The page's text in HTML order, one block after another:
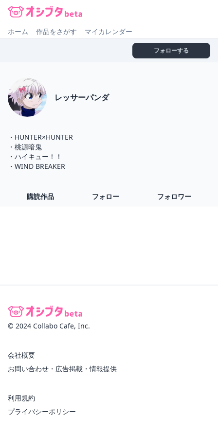
ホーム 作品をさがす マイカレンダー
フォローする
レッサーパンダ
・HUNTER×HUNTER
・桃源暗鬼
・ハイキュー！！
・WIND BREAKER
購読作品 フォロー フォロワー
© 2024 Collabo Cafe, Inc.
会社概要
お問い合わせ・広告掲載・情報提供
利用規約
プライバシーポリシー